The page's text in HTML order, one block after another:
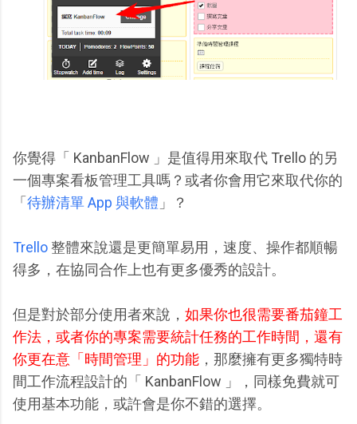
你覺得「 KanbanFlow 」是值得用來取代 Trello 的另
一個專案看板管理工具嗎？或者你會用它來取代你的
「 待辦清單 App 與軟體 」？
Trello整體來說還是更簡單易用，速度、操作都順暢
得多，在協同合作上也有更多優秀的設計。
但是對於部分使用者來說， 如果你也很需要番茄鐘工
作法，或者你的專案需要統計任務的工作時間，還有
你更在意「時間管理」的功能 ，那麼擁有更多獨特時
間工作流程設計的「 KanbanFlow 」，同樣免費就可
使用基本功能，或許會是你不錯的選擇。